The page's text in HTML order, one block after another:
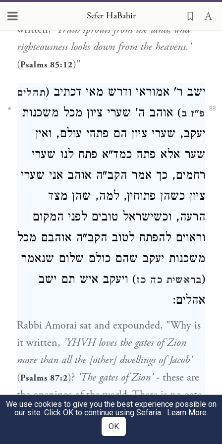
Sefer HaBahir
said to them, "In the openmem
written,'Truth sprouts from the land, and
righteousness looks down from the heavens.'
(Psalms 85:12)"
38
ישב ר' אמוראי ודרש מאי דכתיב (תהלים
פ"ז ב) אוהב ה' שערי ציון מכל משכנות
יעקב, שערי ציון הם פתחי עולם, ואין
שער אלא פתח כמד"א פתח לנו שערי
רחמים, כך אמר הקב"ה אוהב אני שערי
ציון כשהן פתוחין, למה, שהן מצד
הרעה, וכשישראל טובים לפני המקום
וראוים להפתח לטוב הקב"ה אוהבם מכל
משכנות יעקב שהם כולם שלום שנאמר
(בראשית כה כז) ויעקב איש תם ישב
אהלים:
Rabbi Amorai sat and expounded, "Why is
it written, 'YHVH loves the gates of Zion
more than all the [other] dwellings of Jacob'
(Psalms 87:2)? 'The gates of Zion'- these are
the openings of the world. There is no gate
that is not an opening, as we say, 'Open for
us the gates of compassion'
We use cookies to give you the best experience possible on
our site. Click OK to continue using Sefaria. Learn More.
OK